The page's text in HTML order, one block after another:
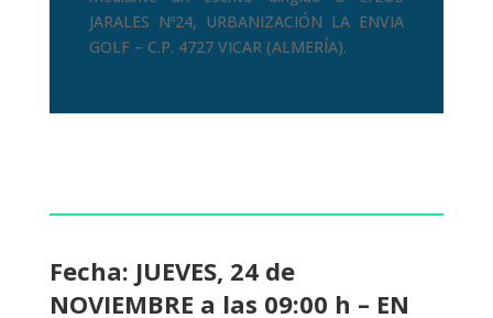
JARALES Nº24, URBANIZACIÓN LA ENVIA
GOLF – C.P. 4727 VICAR (ALMERÍA).
Fecha: JUEVES, 24 de
NOVIEMBRE a las 09:00 h – EN